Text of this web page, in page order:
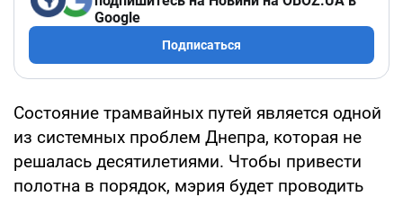
Google
Подписаться
Состояние трамвайных путей является одной
из системных проблем Днепра, которая не
решалась десятилетиями. Чтобы привести
полотна в порядок, мэрия будет проводить